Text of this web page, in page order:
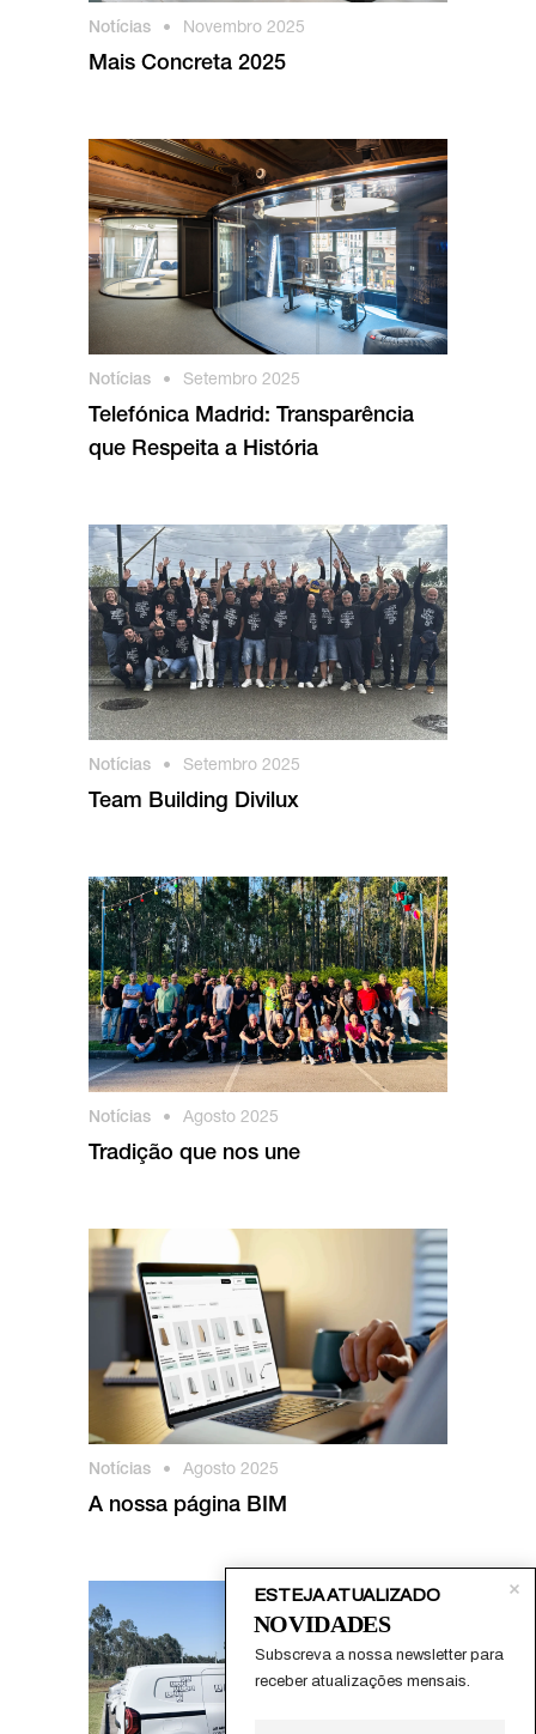
Notícias • Novembro 2025
Mais Concreta 2025
Notícias • Setembro 2025
Telefónica Madrid: Transparência
que Respeita a História
Notícias • Setembro 2025
Team Building Divilux
Notícias • Agosto 2025
Tradição que nos une
Notícias • Agosto 2025
A nossa página BIM
ESTEJA ATUALIZADO
Subscreva a nossa newsletter para
receber atualizações mensais.
NOVIDADES